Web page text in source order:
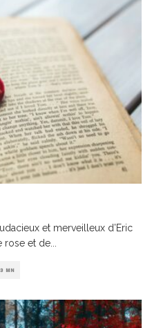
et merveilleux d’Eric
rose et de
MN